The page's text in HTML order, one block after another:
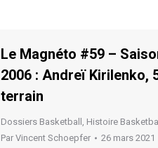
Le Magnéto #59 –
2006 : Andreï Kirilenko,
terrain
Dossiers Basketball , Histoire Basketball
Par Vincent Schoepfer 26 mars 2021